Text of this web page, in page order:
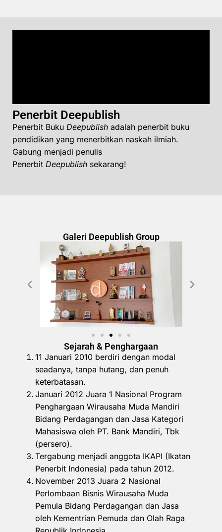
Penerbit Deepublish
Penerbit Buku Deepublish adalah penerbit buku
pendidikan yang menerbitkan naskah ilmiah.
Gabung menjadi penulis
Penerbit Deepublish sekarang!
Galeri Deepublish Group
Sejarah & Penghargaan
11 Januari 2010 berdiri dengan modal
seadanya, tanpa hutang, dan penuh
keterbatasan.
Januari 2012 Juara 1 Nasional Program
Penghargaan Wirausaha Muda Mandiri
Bidang Perdagangan dan Jasa Kategori
Mahasiswa oleh PT. Bank Mandiri, Tbk
(persero).
Tergabung menjadi anggota IKAPI (Ikatan
Penerbit Indonesia) pada tahun 2012.
November 2013 Juara 2 Nasional
Perlombaan Bisnis Wirausaha Muda
Pemula Bidang Perdagangan dan Jasa
oleh Kementrian Pemuda dan Olah Raga